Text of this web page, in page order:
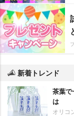
新着トレンド
茶葉で
は
オリコ